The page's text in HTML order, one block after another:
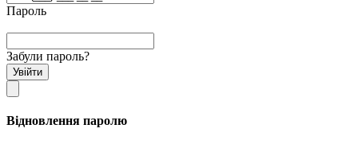
Пароль
Забули пароль?
Увійти
Відновлення паролю